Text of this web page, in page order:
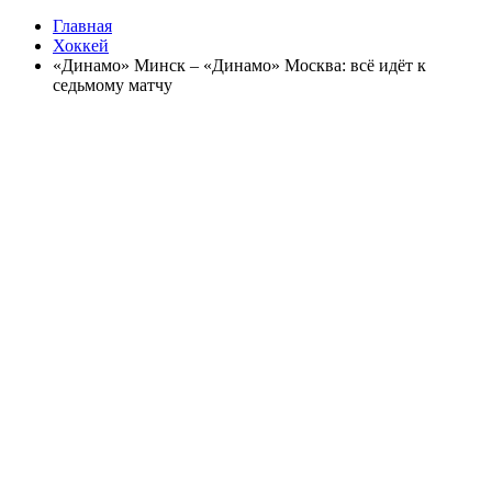
Главная
Хоккей
«Динамо» Минск – «Динамо» Москва: всё идёт к
седьмому матчу